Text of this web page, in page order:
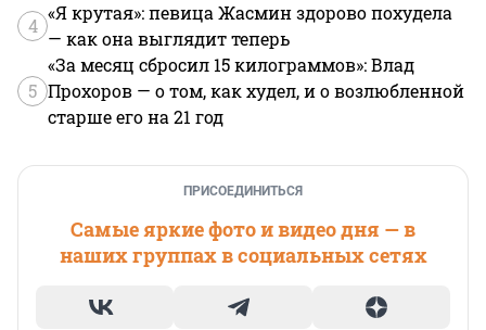
4
«Я крутая»: певица Жасмин здорово похудела
— как она выглядит теперь
5
«За месяц сбросил 15 килограммов»: Влад
Прохоров — о том, как худел, и о возлюбленной
старше его на 21 год
ПРИСОЕДИНИТЬСЯ
Самые яркие фото и видео дня — в
наших группах в социальных сетях